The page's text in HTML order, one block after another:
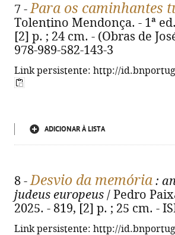
7 -Para os caminhantes
Tolentino Mendonça. - 1ª
[2] p. ; 24 cm. - (Obras de
978-989-582-143-3
Link persistente: http://
ADICIONAR À LISTA
8 -Desvio da memória :
judeus europeus / Pedro
2025. - 819, [2] p. ; 25 cm. -
Link persistente: http://